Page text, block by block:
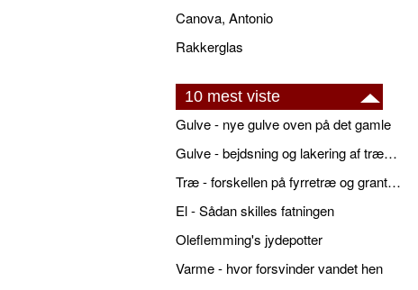
Canova, Antonio
Rakkerglas
10 mest viste
Gulve - nye gulve oven på det gamle
Gulve - bejdsning og lakering af trægulve
Træ - forskellen på fyrretræ og grantræ
El - Sådan skilles fatningen
Oleflemming's jydepotter
Varme - hvor forsvinder vandet hen